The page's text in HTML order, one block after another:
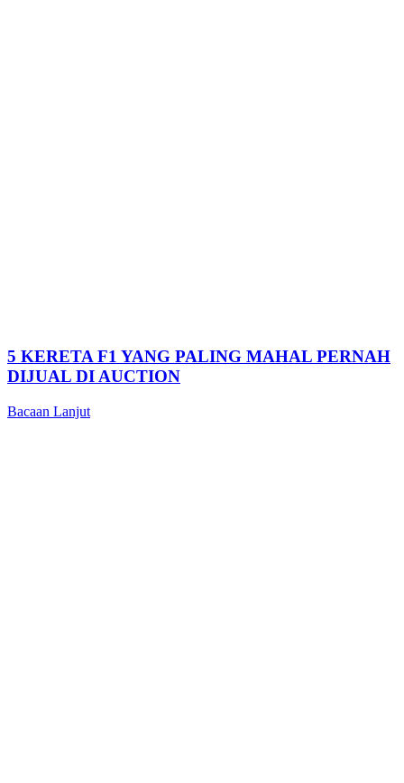
5 KERETA F1 YANG PALING MAHAL PERNAH
DIJUAL DI AUCTION
Bacaan Lanjut